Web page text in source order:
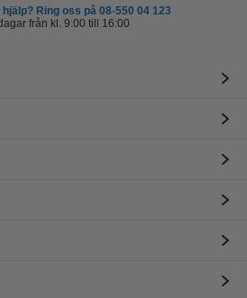
Ring oss på 08-550 04 123
från kl. 9:00 till 16:00